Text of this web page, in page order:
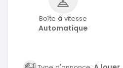
Boîte à vitesse
Automatique